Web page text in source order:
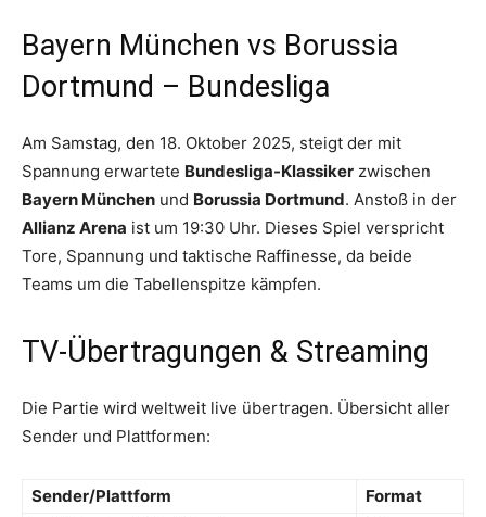
Bayern München vs Borussia
Dortmund – Bundesliga
Am Samstag, den 18. Oktober 2025, steigt der mit
Spannung erwartete Bundesliga-Klassiker zwischen
Bayern München und Borussia Dortmund. Anstoß in der
Allianz Arena ist um 19:30 Uhr. Dieses Spiel verspricht
Tore, Spannung und taktische Raffinesse, da beide
Teams um die Tabellenspitze kämpfen.
TV-Übertragungen & Streaming
Die Partie wird weltweit live übertragen. Übersicht aller
Sender und Plattformen:
Sender/Plattform
Format